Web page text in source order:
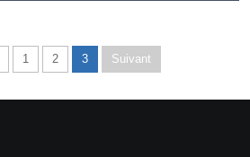
1 2 3 Suivant